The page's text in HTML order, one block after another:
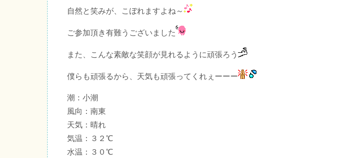
自然と笑みが、こぼれますよね～
ご参加頂き有難うございました
また、こんな素敵な笑顔が見れるように頑張ろう
僕らも頑張るから、天気も頑張ってくれぇーーー
潮：小潮
風向：南東
天気：晴れ
気温：３２℃
水温：３０℃